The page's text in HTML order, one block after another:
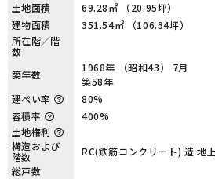
土地面積
69.28㎡ （20.95坪）
建物面積
351.54㎡ （106.34坪）
所在階／階
数
築年数
1968年 （昭和43） 7月
築58年
建ぺい率
80%
容積率
400%
土地権利
構造および
階数
RC(鉄筋コンクリート) 造 地
総戸数